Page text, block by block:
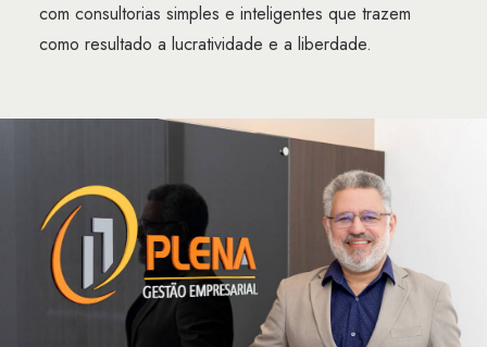
com consultorias simples e inteligentes que trazem
como resultado a lucratividade e a liberdade.